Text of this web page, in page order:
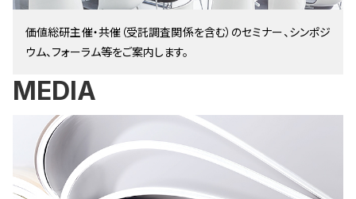
価値総研主催・共催（受託調査関係を含む）のセミナー、シンポジ
ウム、フォーラム等をご案内します。
MEDIA